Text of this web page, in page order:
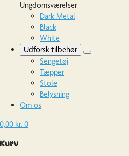
Ungdomsværelser
Dark Metal
Black
White
Udforsk tilbehør
Sengetøj
Tæpper
Stole
Belysning
Om os
0,00 kr. 0
Kurv